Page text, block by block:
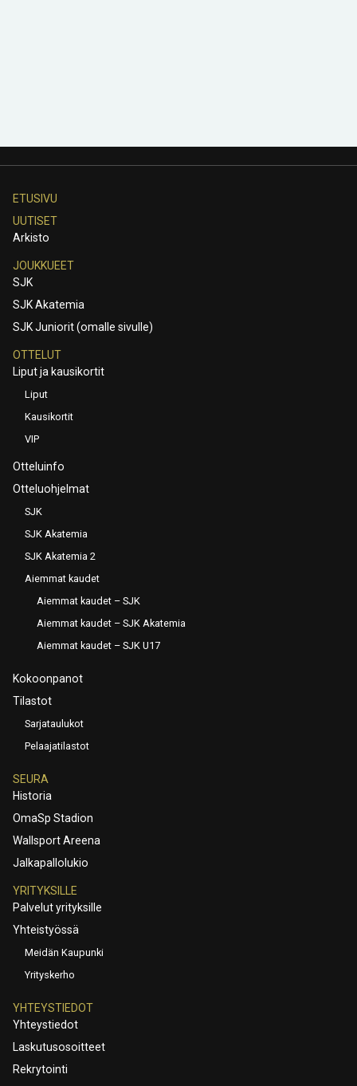
ETUSIVU
UUTISET
Arkisto
JOUKKUEET
SJK
SJK Akatemia
SJK Juniorit (omalle sivulle)
OTTELUT
Liput ja kausikortit
Liput
Kausikortit
VIP
Otteluinfo
Otteluohjelmat
SJK
SJK Akatemia
SJK Akatemia 2
Aiemmat kaudet
Aiemmat kaudet – SJK
Aiemmat kaudet – SJK Akatemia
Aiemmat kaudet – SJK U17
Kokoonpanot
Tilastot
Sarjataulukot
Pelaajatilastot
SEURA
Historia
OmaSp Stadion
Wallsport Areena
Jalkapallolukio
YRITYKSILLE
Palvelut yrityksille
Yhteistyössä
Meidän Kaupunki
Yrityskerho
YHTEYSTIEDOT
Yhteystiedot
Laskutusosoitteet
Rekrytointi